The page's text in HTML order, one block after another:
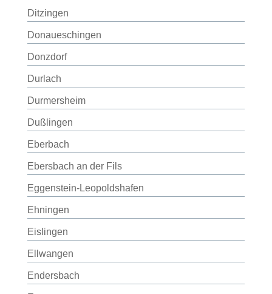
Ditzingen
Donaueschingen
Donzdorf
Durlach
Durmersheim
Dußlingen
Eberbach
Ebersbach an der Fils
Eggenstein-Leopoldshafen
Ehningen
Eislingen
Ellwangen
Endersbach